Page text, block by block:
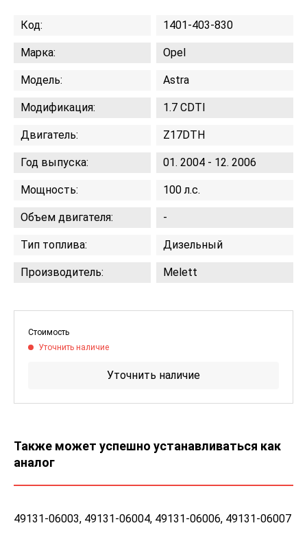
Код: 1401-403-830
Марка: Opel
Модель: Astra
Модификация: 1.7 CDTI
Двигатель: Z17DTH
Год выпуска: 01. 2004 - 12. 2006
Мощность: 100 л.с.
Объем двигателя: -
Тип топлива: Дизельный
Производитель: Melett
Стоимость
Уточнить наличие
Уточнить наличие
Также может успешно устанавливаться как
аналог
49131-06003, 49131-06004, 49131-06006, 49131-06007